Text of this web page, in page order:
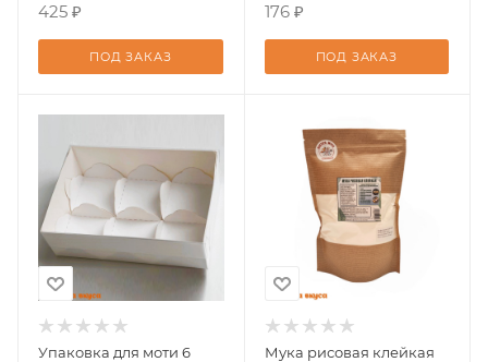
425 ₽
ПОД ЗАКАЗ
176 ₽
ПОД ЗАКАЗ
Упаковка для моти 6
Мука рисовая клейкая